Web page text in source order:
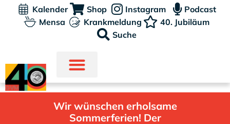
Kalender Shop Instagram
Podcast
Mensa
Krankmeldung
40. Jubiläum
Suche
Wir wünschen erholsame
Sommerferien! Der